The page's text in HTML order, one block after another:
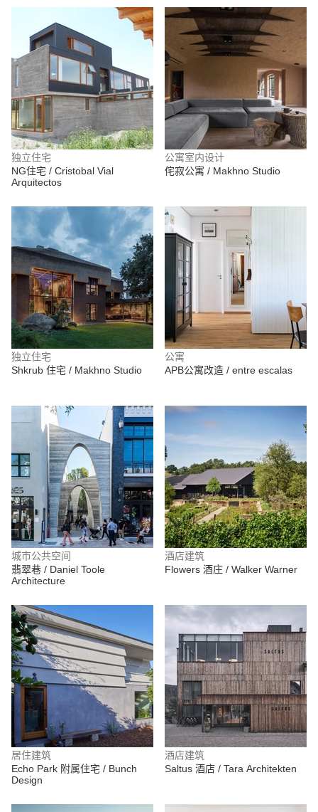
独立住宅
NG住宅 / Cristobal Vial
Arquitectos
公寓室内设计
侘寂公寓 / Makhno Studio
独立住宅
Shkrub 住宅 / Makhno Studio
公寓
APB公寓改造 / entre escalas
城市公共空间
翡翠巷 / Daniel Toole
Architecture
酒店建筑
Flowers 酒庄 / Walker Warner
居住建筑
Echo Park 附属住宅 / Bunch
Design
酒店建筑
Saltus 酒店 / Tara Architekten